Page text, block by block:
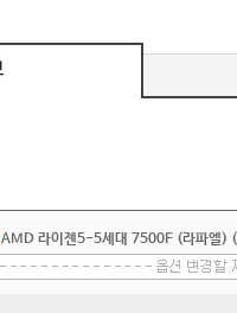
AMD 라이젠5-5세대 7500F (라파엘)